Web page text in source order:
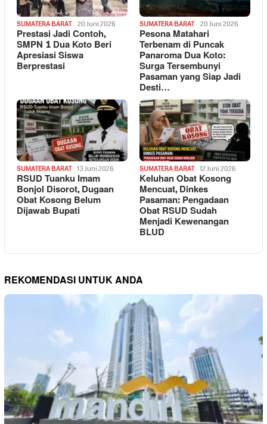
SUMATERA BARAT 20 Juni 2026
Prestasi Jadi Contoh,
SMPN 1 Dua Koto Beri
Apresiasi Siswa
Berprestasi
SUMATERA BARAT 20 Juni 2026
Pesona Matahari
Terbenam di Puncak
Panaroma Dua Koto:
Surga Tersembunyi
Pasaman yang Siap Jadi
Desti…
SUMATERA BARAT 13 Juni 2026
RSUD Tuanku Imam
Bonjol Disorot, Dugaan
Obat Kosong Belum
Dijawab Bupati
SUMATERA BARAT 12 Juni 2026
Keluhan Obat Kosong
Mencuat, Dinkes
Pasaman: Pengadaan
Obat RSUD Sudah
Menjadi Kewenangan
BLUD
REKOMENDASI UNTUK ANDA